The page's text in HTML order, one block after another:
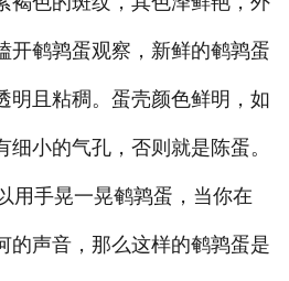
开鹌鹑蛋观察，新鲜的鹌鹑蛋
明且粘稠。蛋壳颜色鲜明，如
小的气孔，否则就是陈蛋。
手晃一晃鹌鹑蛋，当你在
的声音，那么这样的鹌鹑蛋是